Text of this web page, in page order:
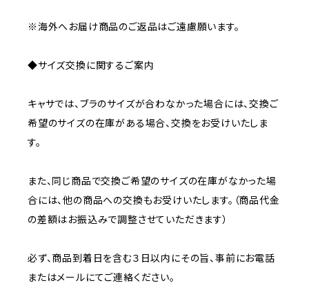
※海外へお届け商品のご返品はご遠慮願います。
◆サイズ交換に関するご案内
キャサでは、ブラのサイズが合わなかった場合には、交換ご
希望のサイズの在庫がある場合、交換をお受けいたしま
す。
また、同じ商品で交換ご希望のサイズの在庫がなかった場
合には、他の商品への交換もお受けいたします。（商品代金
の差額はお振込みで調整させていただきます）
必ず、商品到着日を含む３日以内にその旨、事前にお電話
またはメールにてご連絡ください。